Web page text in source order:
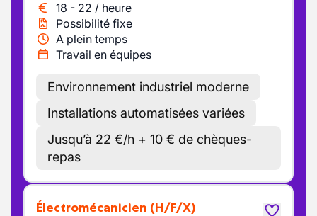
18 - 22 / heure
Possibilité fixe
A plein temps
Travail en équipes
Environnement industriel moderne
Installations automatisées variées
Jusqu’à 22 €/h + 10 € de chèques-
repas
Électromécanicien (H/F/X)